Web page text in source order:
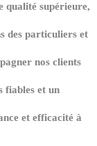
qualité supérieure,
des particuliers et
nos clients
fiables et un
et efficacité à